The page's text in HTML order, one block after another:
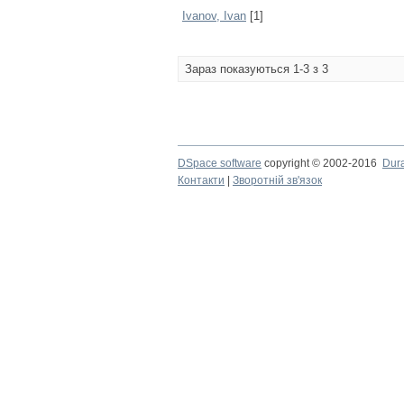
Ivanov, Ivan [1]
Зараз показуються 1-3 з 3
DSpace software copyright © 2002-2016
Контакти
Зворотній зв'язок